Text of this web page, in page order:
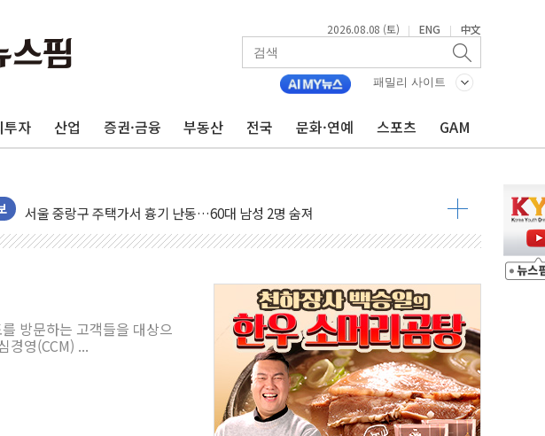
2026.08.08 (토) | ENG | 中文
패밀리 사이트
투자 산업 증권·금융 부동산 전국 문화·연예 스포츠 GAM
美, 이란전 출구전략 만지작…공습 한계·탄약 부족 현실화
강릉·동해·삼척 시간당 최대 50㎜ 폭우…강원 동해안 강한 비 어어져
서울 중랑구 주택가서 흉기 난동…60대 남성 2명 숨져
李대통령 "결혼 때문에 손해 보는 일 없게"…'결혼 페널티' 22개 과제 손본다
추미애, '위안부' 피해자 기림의 날 참석..."국제적 시민 연대로 목소리 내야"
인천 선재도 갯벌서 해루질 중 실종 60대 나흘만에 숨진 채 발견
인천서 말다툼 중 어머니 흉기 살해 10대 아들 체포
'화합' 꺼낸 김민석에 '뻔뻔' 받아친 정청래…제주 연설서 신경전 고조
李대통령, ISA 개편 재검토 지시…與 "적극 환영"·野 "졸속 국정"
동해중부 전 해상 풍랑주의보…10일까지 최대 3.5m 높은 물결
방문하는 고객들을 대상으
경영(CCM) ...